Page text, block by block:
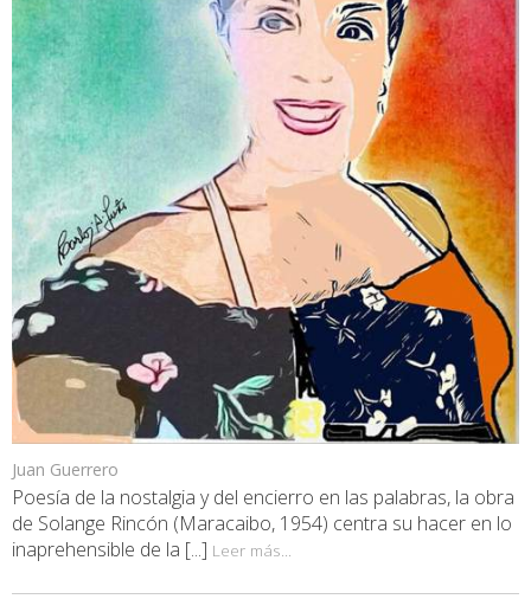
Juan Guerrero
Poesía de la nostalgia y del encierro en las palabras, la obra
de Solange Rincón (Maracaibo, 1954) centra su hacer en lo
inaprehensible de la [...] Leer más...